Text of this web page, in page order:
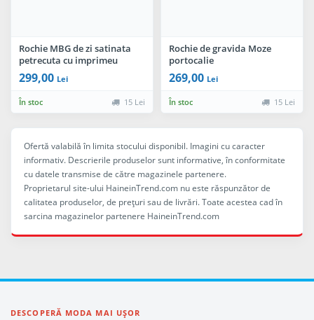
Rochie MBG de zi satinata
petrecuta cu imprimeu
maron
299,00 Lei
În stoc 15 Lei
Rochie de gravida Moze
portocalie
269,00 Lei
În stoc 15 Lei
Ofertă valabilă în limita stocului disponibil. Imagini cu caracter
informativ. Descrierile produselor sunt informative, în conformitate
cu datele transmise de către magazinele partenere.
Proprietarul site-ului HaineinTrend.com nu este răspunzător de
calitatea produselor, de preţuri sau de livrări. Toate acestea cad în
sarcina magazinelor partenere HaineinTrend.com
DESCOPERĂ MODA MAI UȘOR